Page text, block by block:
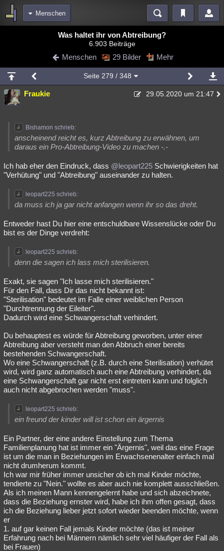
Menschen
Blogs Videos
Chat Wiki Neuigkeiten
meine Rubriken
Menschen Mystery Kriminalfälle
Natur Umfragen Unterhaltung
weitere Rubriken
Philosophie Träume Orte Esoterik Literatur
Musik Clash Verbesserungen Allmystery English
Übersichten
Besucht Teilgenommen
Lesenswert Schlüsselwörter
Was haltet ihr von Abtreibung?
6.903 Beiträge
Menschen 29 Bilder Mehr
Seite 279 / 348
Fraukie 29.05.2020 um 21:47
Bishamon schrieb:
anscheinend reicht es, kurz Abtreibung zu erwähnen, um
daraus ein Pro-Abtreibung-Video zu machen -.-
Ich hab eher den Eindruck, dass @leopart225 Schwierigkeiten hat
"Verhütung" und "Abtreibung" auseinander zu halten.
leopart225 schrieb:
da muss ich ja gar nicht anfangen wenn ihr so das dreht.
Entweder hast Du hier eine entschuldbare Wissenslücke oder Du
bist es der Dinge verdreht:
leopart225 schrieb:
denn die sagen ich lass mich sterilisieren.
Exakt, sie sagen "Ich lasse mich sterilisieren."
Für den Fall, dass Dir das nicht bekannt ist:
"Sterilisation" bedeutet im Falle einer weiblichen Person
"Durchtrennung der Eileiter".
Dadurch wird eine Schwangerschaft verhindert.
Du behauptest es würde für Abtreibung geworben, unter einer
Abtreibung aber versteht man den Abbruch einer bereits
bestehenden Schwangerschaft.
Wo eine Schwangerschaft (z.B. durch eine Sterilisation) verhütet
wird, wird ganz automatisch auch eine Abtreibung verhindert, da
eine Schwangerschaft gar nicht erst eintreten kann und folglich
auch nicht abgebrochen werden "muss".
leopart225 schrieb:
ein freund der kinder will ist schon ein ärgernis
Ein Partner, der eine andere Einstellung zum Thema
Familienplanung hat ist immer ein "Ärgernis", weil das eine Frage
ist um die man in Beziehungen im Erwachsenenalter einfach mal
nicht drumherum kommt.
Ich war mir früher immer unsicher ob ich mal Kinder möchte,
tendierte zu "Nein." wollte es aber auch nie komplett ausschließen.
Als ich meinen Mann kennengelernt habe und sich abzeichnete,
dass die Beziehung ernster wird, habe ich ihm offen gesagt, dass
ich die Beziehung lieber jetzt sofort wieder beenden möchte, wenn
er
1. auf gar keinen Fall jemals Kinder möchte (das ist meiner
Erfahrung nach bei Männern nämlich sehr viel häufiger der Fall als
bei Frauen)